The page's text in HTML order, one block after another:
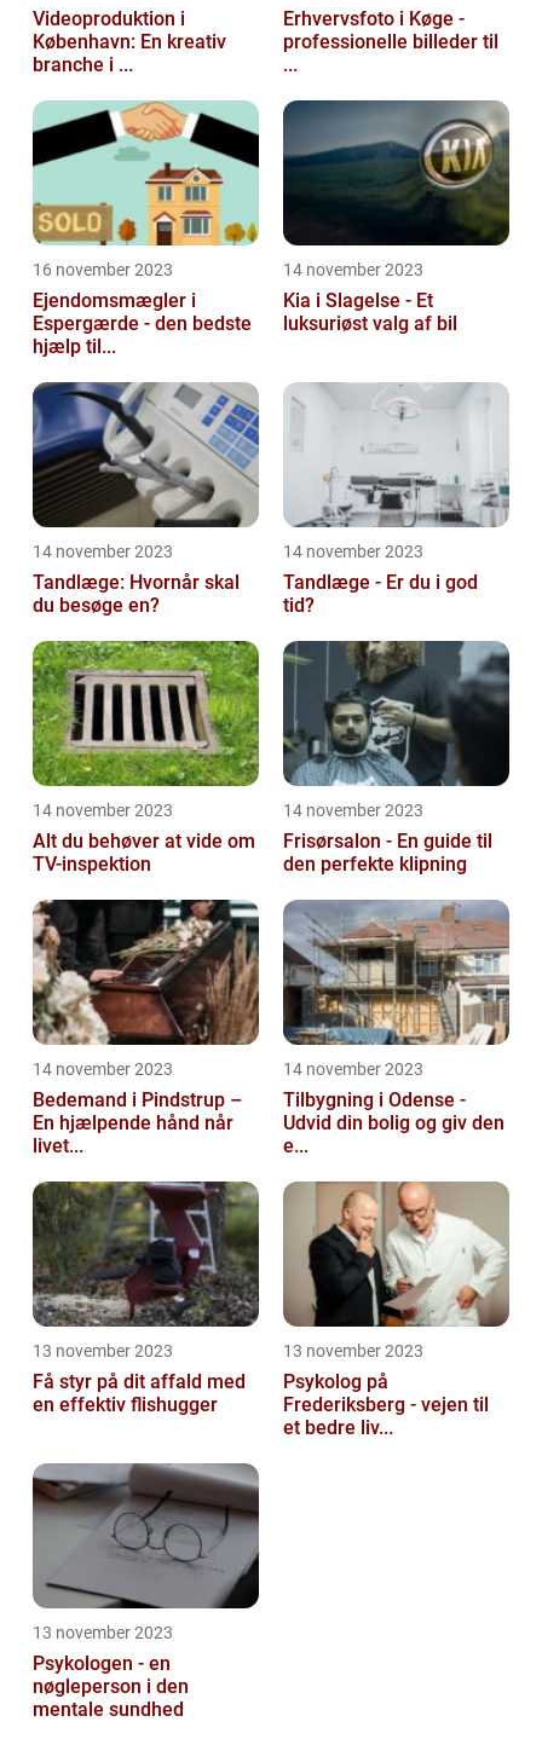
Videoproduktion i
København: En kreativ
branche i ...
Erhvervsfoto i Køge -
professionelle billeder til
...
16 november 2023
Ejendomsmægler i
Espergærde - den bedste
hjælp til...
14 november 2023
Kia i Slagelse - Et
luksuriøst valg af bil
14 november 2023
Tandlæge: Hvornår skal
du besøge en?
14 november 2023
Tandlæge - Er du i god
tid?
14 november 2023
Alt du behøver at vide om
TV-inspektion
14 november 2023
Frisørsalon - En guide til
den perfekte klipning
14 november 2023
Bedemand i Pindstrup –
En hjælpende hånd når
livet...
14 november 2023
Tilbygning i Odense -
Udvid din bolig og giv den
e...
13 november 2023
Få styr på dit affald med
en effektiv flishugger
13 november 2023
Psykolog på
Frederiksberg - vejen til
et bedre liv...
13 november 2023
Psykologen - en
nøgleperson i den
mentale sundhed